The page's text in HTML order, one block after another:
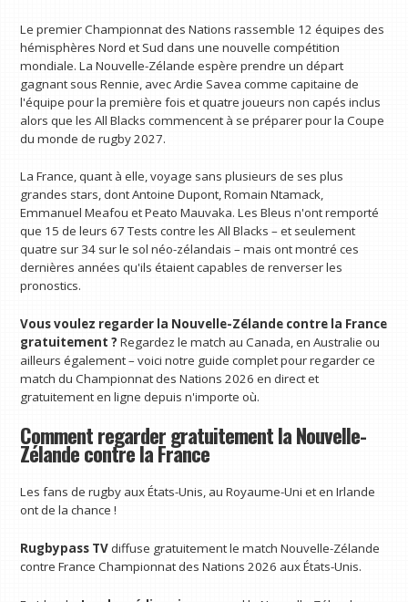
Le premier Championnat des Nations rassemble 12 équipes des
hémisphères Nord et Sud dans une nouvelle compétition
mondiale. La Nouvelle-Zélande espère prendre un départ
gagnant sous Rennie, avec Ardie Savea comme capitaine de
l'équipe pour la première fois et quatre joueurs non capés inclus
alors que les All Blacks commencent à se préparer pour la Coupe
du monde de rugby 2027.
La France, quant à elle, voyage sans plusieurs de ses plus
grandes stars, dont Antoine Dupont, Romain Ntamack,
Emmanuel Meafou et Peato Mauvaka. Les Bleus n'ont remporté
que 15 de leurs 67 Tests contre les All Blacks – et seulement
quatre sur 34 sur le sol néo-zélandais – mais ont montré ces
dernières années qu'ils étaient capables de renverser les
pronostics.
Vous voulez regarder la Nouvelle-Zélande contre la France
gratuitement ? Regardez le match au Canada, en Australie ou
ailleurs également – ​​voici notre guide complet pour regarder ce
match du Championnat des Nations 2026 en direct et
gratuitement en ligne depuis n'importe où.
Comment regarder gratuitement la Nouvelle-
Zélande contre la France
Les fans de rugby aux États-Unis, au Royaume-Uni et en Irlande
ont de la chance !
Rugbypass TVdiffuse gratuitement le match Nouvelle-Zélande
contre France Championnat des Nations 2026 aux États-Unis.